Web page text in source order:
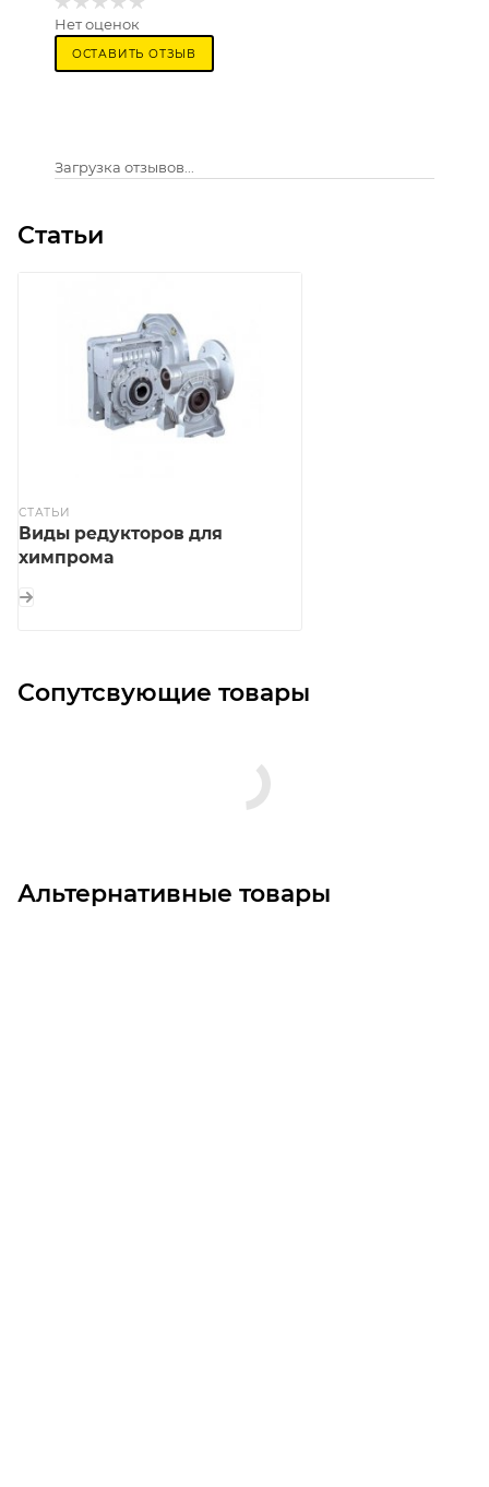
Нет оценок
ОСТАВИТЬ ОТЗЫВ
Загрузка отзывов...
Статьи
СТАТЬИ
Виды редукторов для
химпрома
Сопутсвующие товары
Альтернативные товары